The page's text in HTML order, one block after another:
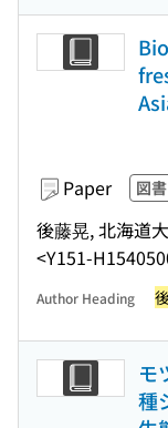
Paper 図書
後藤晃, 北海道
<Y151-
Author Heading
モ
種